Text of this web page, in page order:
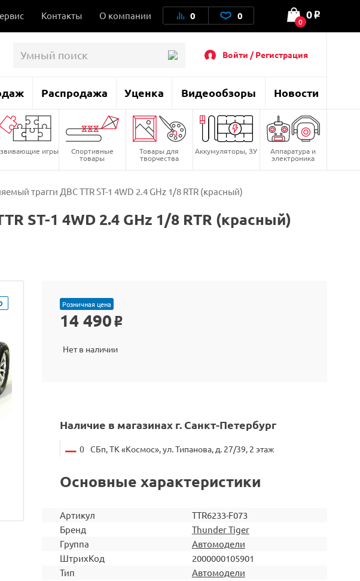
Контакты О компании 0 0 0
0 o
Войти / Регистрация
Распродажа Уценка Видеообзоры Новости
игры Спортивные
товары
Товары для
творчества
Аккумуляторы, ЗУ Аппаратура и
электроника
трагги ДВС TTR ST-1 4WD 2.4 GHz 1/8 RTR (красный)
ST-1 4WD 2.4 GHz 1/8 RTR (красный)
Розничная цена
14 490 o
Нет в наличии
Наличие в магазинах г. Санкт-Петербург
0 СБп, ТК «Космос», ул. Типанова, д. 27/39, 2 этаж
Основные характеристики
Артикул
TTR6233-F073
Бренд
Thunder Tiger
Группа
Автомодели
ШтрихКод
2000000105901
Тип
Автомодели